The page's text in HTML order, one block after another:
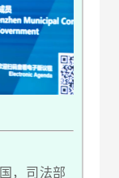
，司法部